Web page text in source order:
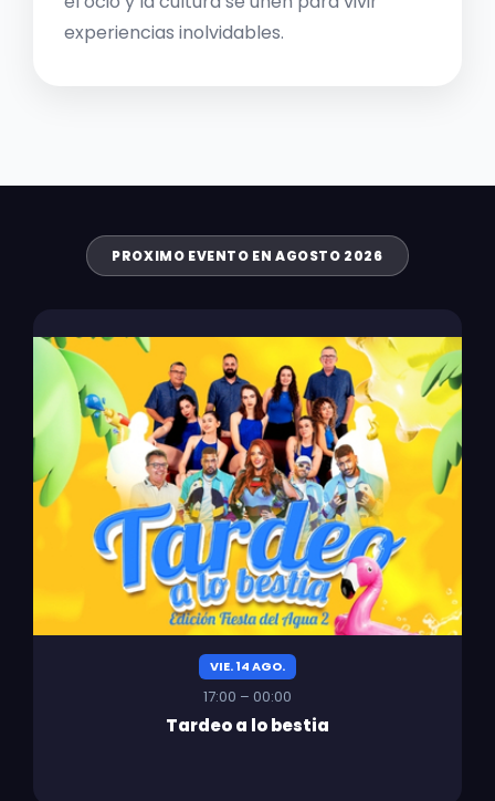
experiencias inolvidables.
PROXIMO EVENTO EN AGOSTO 2026
VIE. 14 AGO.
17:00 – 00:00
Tardeo a lo bestia